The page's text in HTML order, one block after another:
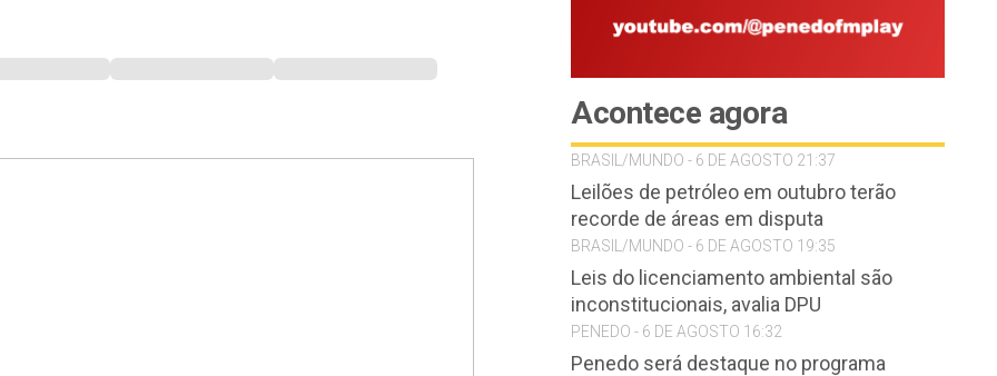
Acontece agora
BRASIL/MUNDO - 6 DE AGOSTO 21:37
Leilões de petróleo em outubro terão
recorde de áreas em disputa
BRASIL/MUNDO - 6 DE AGOSTO 19:35
Leis do licenciamento ambiental são
inconstitucionais, avalia DPU
PENEDO - 6 DE AGOSTO 16:32
Penedo será destaque no programa